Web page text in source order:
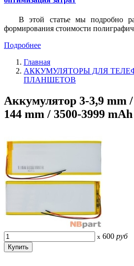
В этой статье мы подробно
формирования стоимости
Подробнее
Главная
АККУМУЛЯТОРЫ ДЛЯ
ПЛАНШЕТОВ
Аккумулятор 3-3,9 mm
144 mm / 3500-3999 mAh
x 600 руб